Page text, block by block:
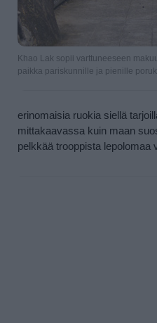
Khao Lak sopii varttuneeseen
paikka pariskunnille ja pienille
erinomaisia ruokia siellä
mittakaavassa kuin maan
pelkkää trooppista lepolomaa